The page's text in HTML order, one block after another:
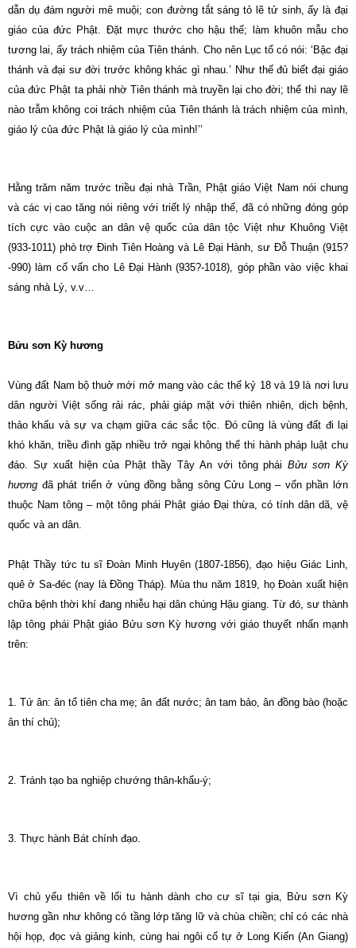
dẫn dụ đám người mê muội; con đường tắt sáng tỏ lẽ tử sinh, ấy là đại
giáo của đức Phật. Ðặt mực thước cho hậu thế; làm khuôn mẫu cho
tương lai, ấy trách nhiệm của Tiên thánh. Cho nên Lục tổ có nói: ‘Bậc đại
thánh và đại sư đời trước không khác gì nhau.’ Như thế đủ biết đại giáo
của đức Phật ta phải nhờ Tiên thánh mà truyền lại cho đời; thế thì nay lẽ
nào trẫm không coi trách nhiệm của Tiên thánh là trách nhiệm của mình,
giáo lý của đức Phật là giáo lý của mình!’’
Hằng trăm năm trước triều đại nhà Trần, Phật giáo Việt Nam nói chung
và các vị cao tăng nói riêng với triết lý nhập thế, đã có những đóng góp
tích cực vào cuộc an dân vệ quốc của dân tộc Việt như Khuông Việt
(933-1011) phò trợ Ðinh Tiên Hoàng và Lê Ðại Hành, sư Ðỗ Thuận (915?
-990) làm cố vấn cho Lê Ðại Hành (935?-1018), góp phần vào việc khai
sáng nhà Lý, v.v…
Bửu sơn Kỳ hương
Vùng đất Nam bộ thuở mới mở mang vào các thế kỷ 18 và 19 là nơi lưu
dân người Việt sống rải rác, phải giáp mặt với thiên nhiên, dịch bệnh,
thảo khấu và sự va chạm giữa các sắc tộc. Ðó cũng là vùng đất đi lại
khó khăn, triều đình gặp nhiều trở ngại không thể thi hành pháp luật chu
đáo. Sự xuất hiện của Phật thầy Tây An với tông pháiBửu sơn Kỳ
hương đã phát triển ở vùng đồng bằng sông Cửu Long – vốn phần lớn
thuộc Nam tông – một tông phái Phật giáo Ðại thừa, có tính dân dã, vệ
quốc và an dân.
Phật Thầy tức tu sĩ Ðoàn Minh Huyên (1807-1856), đạo hiệu Giác Linh,
quê ở Sa-đéc (nay là Ðồng Tháp). Mùa thu năm 1819, họ Ðoàn xuất hiện
chữa bệnh thời khí đang nhiễu hại dân chúng Hậu giang. Từ đó, sư thành
lập tông phái Phật giáo Bửu sơn Kỳ hương với giáo thuyết nhấn mạnh
trên:
1.Tứ ân: ân tổ tiên cha mẹ; ân đất nước; ân tam bảo, ân đồng bào (hoặc
ân thí chủ);
2. Tránh tạo ba nghiệp chướng thân-khẩu-ý;
3. Thực hành Bát chính đạo.
Vì chủ yếu thiên về lối tu hành dành cho cư sĩ tại gia, Bửu sơn Kỳ
hương gần như không có tầng lớp tăng lữ và chùa chiền; chỉ có các nhà
hội họp, đọc và giảng kinh, cùng hai ngôi cổ tự ở Long Kiến (An Giang)